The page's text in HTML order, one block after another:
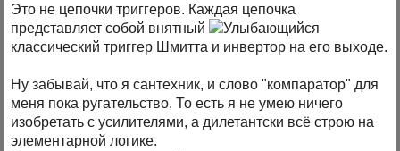
Это не цепочки триггеров. Каждая цепочка
представляет собой внятный
классический триггер Шмитта и инвертор на его выходе.
Ну забывай, что я сантехник, и слово "компаратор" для
меня пока ругательство. То есть я не умею ничего
изобретать с усилителями, а дилетантски всё строю на
элементарной логике.